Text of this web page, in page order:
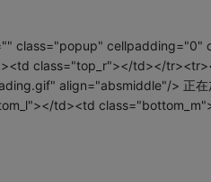
class="popup" cellpadding="0"
class="top_r"></td></
align="absmiddle"/> 正
td><td